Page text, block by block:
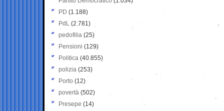
PD (1.188)
PdL (2.781)
pedofilia (25)
Pensioni (129)
Politica (40.855)
polizia (253)
Porto (12)
povertà (502)
Presepe (14)